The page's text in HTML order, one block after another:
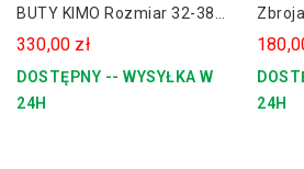
BUTY KIMO Rozmiar 32-38
Dla Dziecka CROSS / QUAD
CZERWONE
330,00 zł
DOSTĘPNY -- WYSYŁKA W
24H
24H